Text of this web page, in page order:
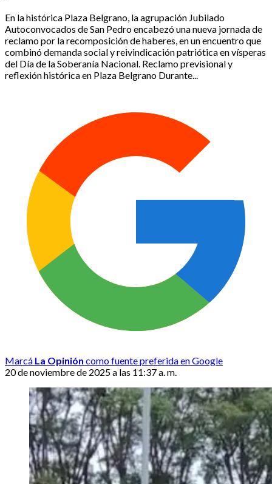
En la histórica Plaza Belgrano, la agrupación Jubilado
Autoconvocados de San Pedro encabezó una nueva jornada de
reclamo por la recomposición de haberes, en un encuentro que
combinó demanda social y reivindicación patriótica en vísperas
del Día de la Soberanía Nacional. Reclamo previsional y
reflexión histórica en Plaza Belgrano Durante...
Marcá La Opinión como fuente preferida en Google
20 de noviembre de 2025 a las 11:37 a. m.